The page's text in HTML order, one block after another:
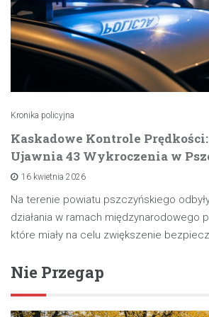
Kronika policyjna
Kaskadowe Kontrole
Ujawnia 43 Wykroczenia w
16 kwietnia 2026
Na terenie powiatu pszczyńskiego
działania w ramach międzynarodowego
które miały na celu zwiększenie
Nie Przegap